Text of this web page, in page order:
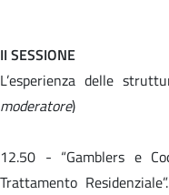
II SESSIONE
L’esperienza delle
moderatore)
12.50 - “Gamblers e
Trattamento